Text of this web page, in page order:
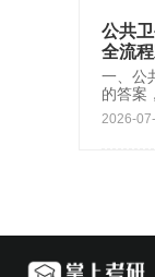
公共
全流
一、公
的答案
2026-